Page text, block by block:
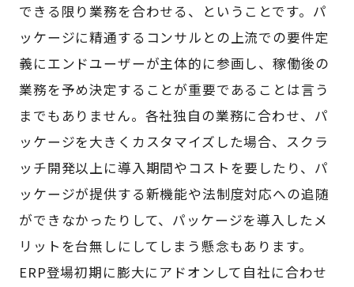
できる限り業務を合わせる、ということです。パ
ッケージに精通するコンサルとの上流での要件定
義にエンドユーザーが主体的に参画し、稼働後の
業務を予め決定することが重要であることは言う
までもありません。各社独自の業務に合わせ、パ
ッケージを大きくカスタマイズした場合、スクラ
ッチ開発以上に導入期間やコストを要したり、パ
ッケージが提供する新機能や法制度対応への追随
ができなかったりして、パッケージを導入したメ
リットを台無しにしてしまう懸念もあります。
ERP登場初期に膨大にアドオンして自社に合わせ